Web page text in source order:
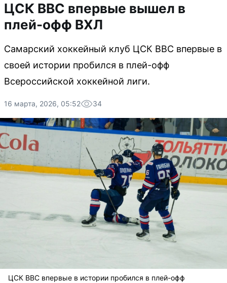
ЦСК ВВС впервые вышел в
плей-офф ВХЛ
Самарский хоккейный клуб ЦСК ВВС впервые в
своей истории пробился в плей-офф
Всероссийской хоккейной лиги.
16 марта, 2026, 05:52 34
ЦСК ВВС впервые в истории пробился в плей-офф